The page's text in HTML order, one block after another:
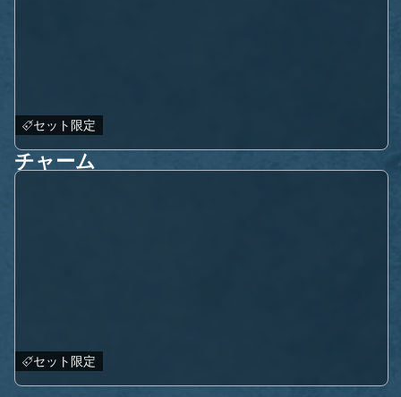
セット限定
チャーム
セット限定